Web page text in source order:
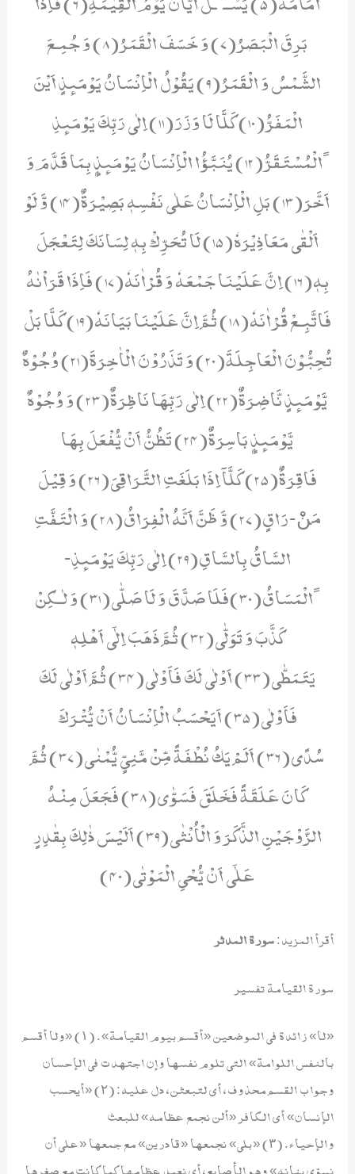
بَرِقَ الْبَصَرُ(7) وَ خَسَفَ الْقَمَرُ(8) وَ جُمِـعَ
الشَّمْسُ وَ الْقَمَرُ(9) یَقُوْلُ الْاِنْسَانُ یَوْمَىٕذٍ اَیْنَ
الْمَفَرُّ(10) كَلَّا لَا وَزَرَ(11) اِلٰى رَبِّكَ یَوْمَىٕذِ
ﹰالْمُسْتَقَرُّ(12) یُنَبَّؤُا الْاِنْسَانُ یَوْمَىٕذٍۭ بِمَا قَدَّمَ وَ
اَخَّرَ(13) بَلِ الْاِنْسَانُ عَلٰى نَفْسِهٖ بَصِیْرَةٌ(14) وَّ لَوْ
اَلْقٰى مَعَاذِیْرَهٗ(15) لَا تُحَرِّكْ بِهٖ لِسَانَكَ لِتَعْجَلَ
بِهٖ(16) اِنَّ عَلَیْنَا جَمْعَهٗ وَ قُرْاٰنَهٗ(17) فَاِذَا قَرَاْنٰهُ
فَاتَّبِـعْ قُرْاٰنَهٗ(18) ثُمَّ اِنَّ عَلَیْنَا بَیَانَهٗ(19) كَلَّا بَلْ
تُحِبُّوْنَ الْعَاجِلَةَ(20) وَ تَذَرُوْنَ الْاٰخِرَةَ(21) وُجُوْهٌ
یَّوْمَىٕذٍ نَّاضِرَةٌ(22) اِلٰى رَبِّهَا نَاظِرَةٌ(23) وَ وُجُوْهٌ
یَّوْمَىٕذٍۭ بَاسِرَةٌ(24) تَظُنُّ اَنْ یُّفْعَلَ بِهَا
فَاقِرَةٌ(25) كَلَّاۤ اِذَا بَلَغَتِ التَّرَاقِیَ(26) وَ قِیْلَ
مَنْٚ-رَاقٍ(27) وَّ ظَنَّ اَنَّهُ الْفِرَاقُ(28) وَ الْتَفَّتِ
السَّاقُ بِالسَّاقِ(29) اِلٰى رَبِّكَ یَوْمَىٕذِ-
ﹰالْمَسَاقُ(30)فَلَا صَدَّقَ وَ لَا صَلّٰى(31) وَ لٰـكِنْ
كَذَّبَ وَ تَوَلّٰى(32) ثُمَّ ذَهَبَ اِلٰۤى اَهْلِهٖ
یَتَمَطّٰى(33) اَوْلٰى لَكَ فَاَوْلٰى(34) ثُمَّ اَوْلٰى لَكَ
فَاَوْلٰى(35) اَیَحْسَبُ الْاِنْسَانُ اَنْ یُّتْرَكَ
سُدًى(36) اَلَمْ یَكُ نُطْفَةً مِّنْ مَّنِیٍّ یُّمْنٰى(37) ثُمَّ
كَانَ عَلَقَةً فَخَلَقَ فَسَوّٰى(38) فَجَعَلَ مِنْهُ
الزَّوْجَیْنِ الذَّكَرَ وَ الْاُنْثٰى(39) اَلَیْسَ ذٰلِكَ بِقٰدِرٍ
عَلٰۤى اَنْ یُّحْیِ الْمَوْتٰى(40)
أقرأ المزيد:سورة المدثر
سورة القيامة تفسير
«لا» زائدة في الموضعين «أقسم بيوم القيامة». (١) «ولا أقسم
بالنفس اللوامة» التي تلوم نفسها وإن اجتهدت في الإحسان
وجواب القسم محذوف، أي لتبعثن، دل عليه: (٢) «أيحسب
الإنسان» أي الكافر «ألن نجمع عظامه» للبعث
والإحياء. (٣) «بلى» نجمعها «قادرين» مع جمعها «على أن